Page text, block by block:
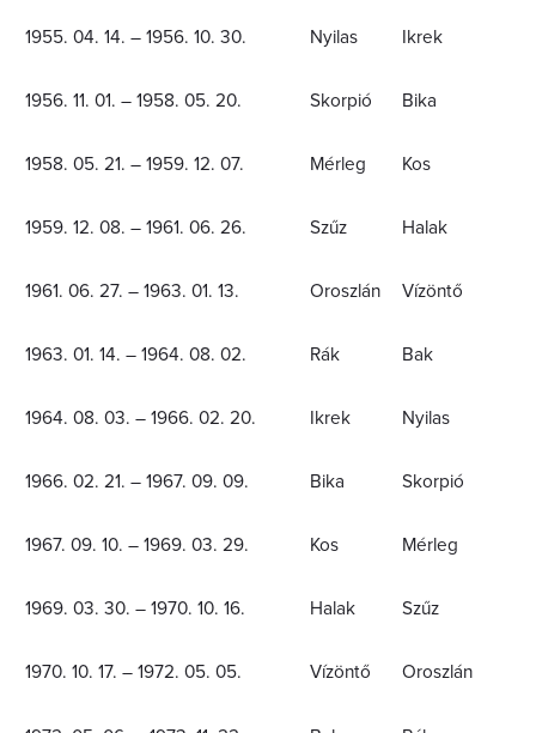
1955. 04. 14. – 1956. 10. 30. Nyilas Ikrek
1956. 11. 01. – 1958. 05. 20. Skorpió Bika
1958. 05. 21. – 1959. 12. 07. Mérleg Kos
1959. 12. 08. – 1961. 06. 26. Szűz Halak
1961. 06. 27. – 1963. 01. 13. Oroszlán Vízöntő
1963. 01. 14. – 1964. 08. 02. Rák Bak
1964. 08. 03. – 1966. 02. 20. Ikrek Nyilas
1966. 02. 21. – 1967. 09. 09. Bika Skorpió
1967. 09. 10. – 1969. 03. 29. Kos Mérleg
1969. 03. 30. – 1970. 10. 16. Halak Szűz
1970. 10. 17. – 1972. 05. 05. Vízöntő Oroszlán